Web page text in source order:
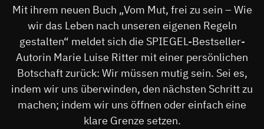
Mit ihrem neuen Buch „Vom Mut, frei zu sein – Wie
wir das Leben nach unseren eigenen Regeln
gestalten“ meldet sich die SPIEGEL-Bestseller-
Autorin Marie Luise Ritter mit einer persönlichen
Botschaft zurück: Wir müssen mutig sein. Sei es,
indem wir uns überwinden, den nächsten Schritt zu
machen; indem wir uns öffnen oder einfach eine
klare Grenze setzen.